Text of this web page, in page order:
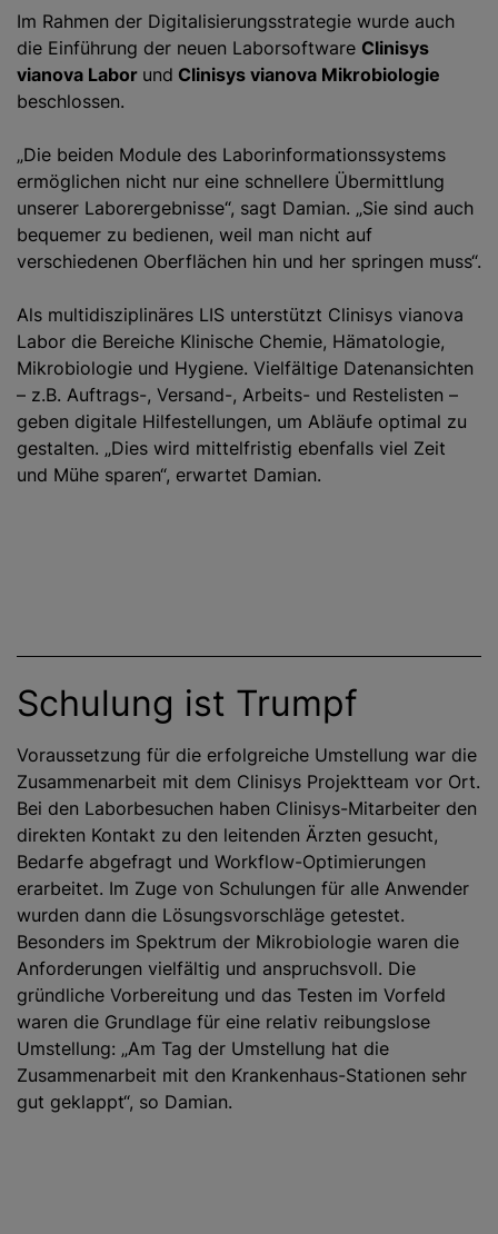
Im Rahmen der Digitalisierungsstrategie wurde auch
die Einführung der neuen Laborsoftware Clinisys
vianova Labor und Clinisys vianova Mikrobiologie
beschlossen.
„Die beiden Module des Laborinformationssystems
ermöglichen nicht nur eine schnellere Übermittlung
unserer Laborergebnisse“, sagt Damian. „Sie sind auch
bequemer zu bedienen, weil man nicht auf
verschiedenen Oberflächen hin und her springen muss“.
Als multidisziplinäres LIS unterstützt Clinisys vianova
Labor die Bereiche Klinische Chemie, Hämatologie,
Mikrobiologie und Hygiene. Vielfältige Datenansichten
– z.B. Auftrags-, Versand-, Arbeits- und Restelisten –
geben digitale Hilfestellungen, um Abläufe optimal zu
gestalten. „Dies wird mittelfristig ebenfalls viel Zeit
und Mühe sparen“, erwartet Damian.
Schulung ist Trumpf
Voraussetzung für die erfolgreiche Umstellung war die
Zusammenarbeit mit dem Clinisys Projektteam vor Ort.
Bei den Laborbesuchen haben Clinisys-Mitarbeiter den
direkten Kontakt zu den leitenden Ärzten gesucht,
Bedarfe abgefragt und Workflow-Optimierungen
erarbeitet. Im Zuge von Schulungen für alle Anwender
wurden dann die Lösungsvorschläge getestet.
Besonders im Spektrum der Mikrobiologie waren die
Anforderungen vielfältig und anspruchsvoll. Die
gründliche Vorbereitung und das Testen im Vorfeld
waren die Grundlage für eine relativ reibungslose
Umstellung: „Am Tag der Umstellung hat die
Zusammenarbeit mit den Krankenhaus-Stationen sehr
gut geklappt“, so Damian.